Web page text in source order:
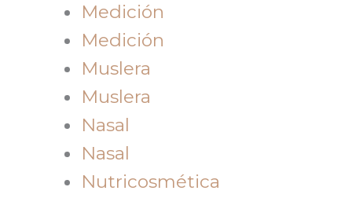
Medición
Medición
Muslera
Muslera
Nasal
Nasal
Nutricosmética